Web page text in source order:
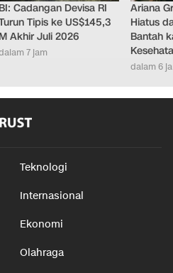
BI: Cadangan Devisa RI
Tipis ke US$145,3
M Akhir Juli 2026
7 jam
Ariana
Hiatus
Bantah
dalam 6
Teknologi
Internasional
Ekonomi
Olahraga